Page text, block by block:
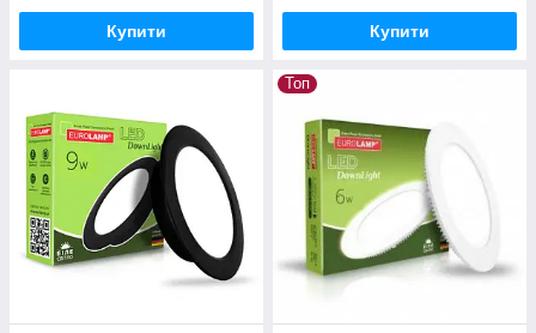
Купити Купити
Топ